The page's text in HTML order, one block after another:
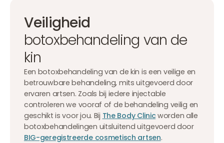
Veiligheid
botoxbehandeling van de
kin
Een botoxbehandeling van de kin is een veilige en
betrouwbare behandeling, mits uitgevoerd door
ervaren artsen. Zoals bij iedere injectable
controleren we vooraf of de behandeling veilig en
geschikt is voor jou. Bij The Body Clinicworden alle
botoxbehandelingen uitsluitend uitgevoerd door
BIG-geregistreerde cosmetisch artsen.